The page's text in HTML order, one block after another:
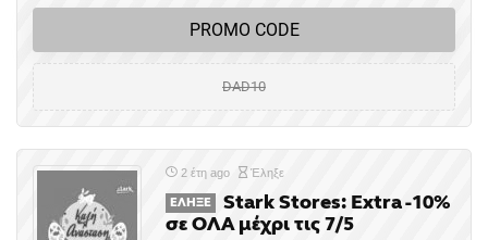
PROMO CODE
DAD10
2 έτη ago Έληξε
ΈΛΗΞΕ
Stark Stores: Extra -10%
σε ΟΛΑ μέχρι τις 7/5